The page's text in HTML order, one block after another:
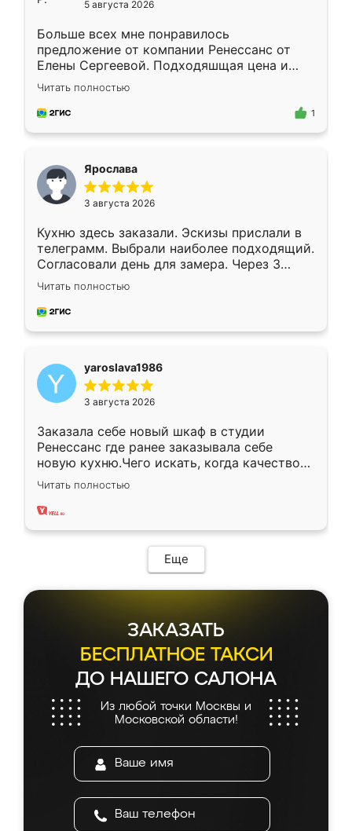
5 августа 2026
Больше всех мне понравилось
предложение от компании Ренессанс от
Елены Сергеевой. Подходяшщая цена и
короткие сроки изготовления. Приехавший
для замера сотрудник Владислав
предложил по моему эскизу самый
Читать полностью
1
Ярослава
3 августа 2026
Кухню здесь заказали. Эскизы прислали в
телеграмм. Выбрали наиболее подходящий.
Согласовали день для замера. Через 3
недели кухня была уже готова. Остались
довольны работой. Спасибо Ренессанс
мебель за качественную работу!
Читать полностью
yaroslava1986
3 августа 2026
Заказала себе новый шкаф в студии
Ренессанс где ранее заказывала себе
новую кухню.Чего искать, когда качеством
вполне довольна. Служит кухня уже почти
два года, нареканий нет.
Читать полностью
Еще
ЗАКАЗАТЬ
БЕСПЛАТНОЕ ТАКСИ
ДО НАШЕГО САЛОНА
Из любой точки Москвы и
Московской области!